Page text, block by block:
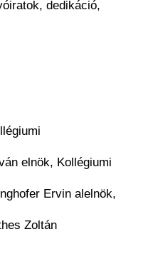
dedikáció,
elnök, Kollégiumi
Ervin alelnök,
Zoltán